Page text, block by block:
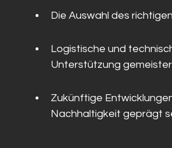
Die Auswahl des
Logistische und
Unterstützung
Zukünftige
Nachhaltigkeit geprägt